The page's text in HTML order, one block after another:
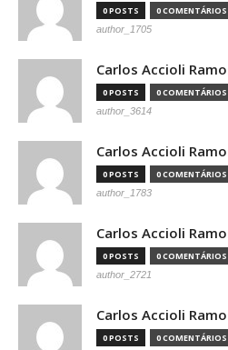
0 POSTS 0 COMENTÁRIOS
author_1705
Carlos Accioli
0 POSTS 0 COMENTÁRIOS
author_3614
Carlos Accioli
0 POSTS 0 COMENTÁRIOS
author_1783
Carlos Accioli
0 POSTS 0 COMENTÁRIOS
author_2721
Carlos Accioli
0 POSTS 0 COMENTÁRIOS